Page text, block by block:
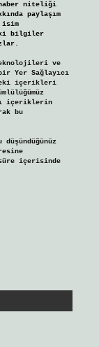
niteliği
paylaşım
isim
bilgiler
ve
Yer Sağlayıcı
içerikleri
içeriklerin
bu
içerisinde